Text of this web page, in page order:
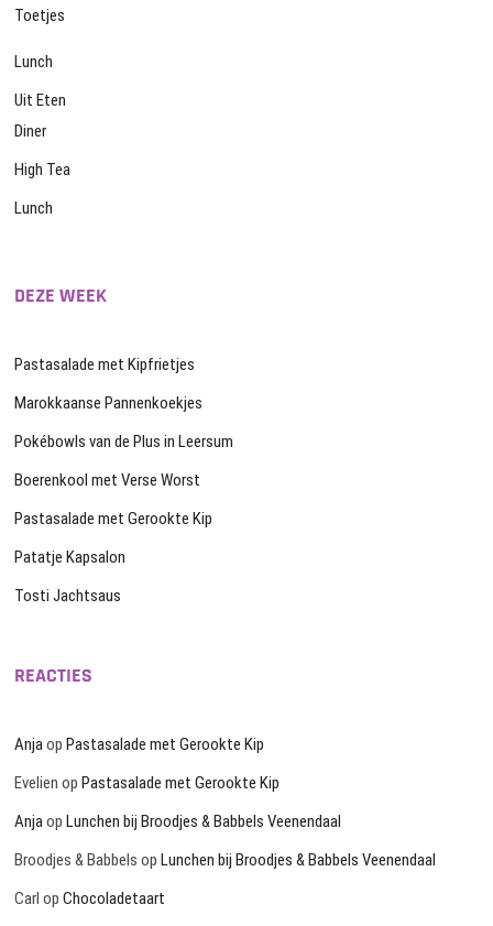
Toetjes
Lunch
Uit Eten
Diner
High Tea
Lunch
DEZE WEEK
Pastasalade met Kipfrietjes
Marokkaanse Pannenkoekjes
Pokébowls van de Plus in Leersum
Boerenkool met Verse Worst
Pastasalade met Gerookte Kip
Patatje Kapsalon
Tosti Jachtsaus
REACTIES
AnjaopPastasalade met Gerookte Kip
Evelien opPastasalade met Gerookte Kip
AnjaopLunchen bij Broodjes & Babbels Veenendaal
Broodjes & Babbels opLunchen bij Broodjes & Babbels Veenendaal
Carl opChocoladetaart